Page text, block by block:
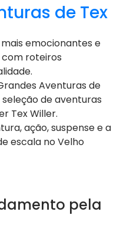
de Tex
emocionantes e
com roteiros
Aventuras de
de aventuras
Tex Willer.
ação, suspense e a
escala no Velho
pela